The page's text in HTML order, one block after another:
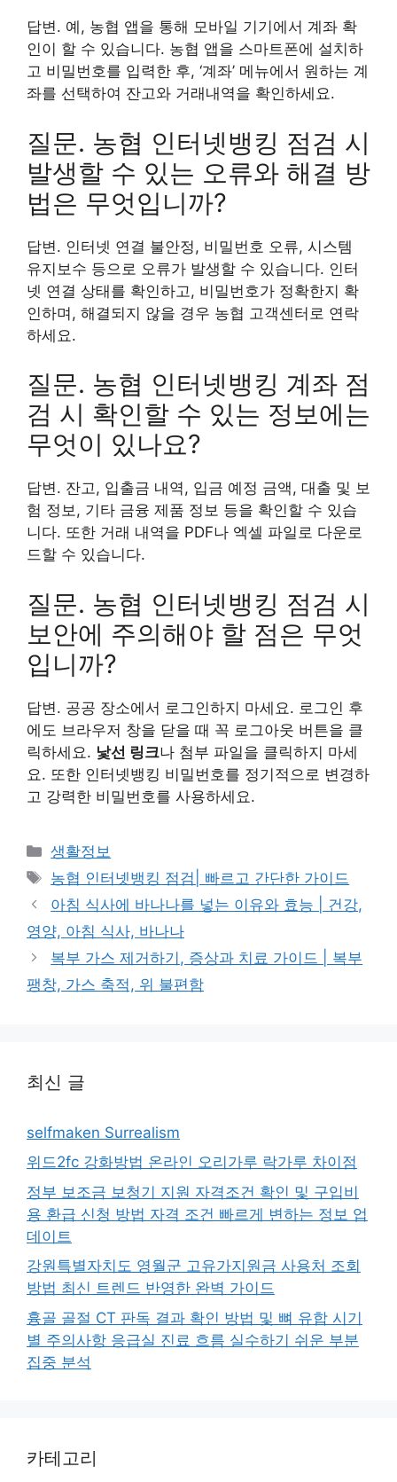
답변. 예, 농협 앱을 통해 모바일 기기에서 계좌 확
인이 할 수 있습니다. 농협 앱을 스마트폰에 설치하
고 비밀번호를 입력한 후, ‘계좌’ 메뉴에서 원하는 계
좌를 선택하여 잔고와 거래내역을 확인하세요.
질문. 농협 인터넷뱅킹 점검 시
발생할 수 있는 오류와 해결 방
법은 무엇입니까?
답변. 인터넷 연결 불안정, 비밀번호 오류, 시스템
유지보수 등으로 오류가 발생할 수 있습니다. 인터
넷 연결 상태를 확인하고, 비밀번호가 정확한지 확
인하며, 해결되지 않을 경우 농협 고객센터로 연락
하세요.
질문. 농협 인터넷뱅킹 계좌 점
검 시 확인할 수 있는 정보에는
무엇이 있나요?
답변. 잔고, 입출금 내역, 입금 예정 금액, 대출 및 보
험 정보, 기타 금융 제품 정보 등을 확인할 수 있습
니다. 또한 거래 내역을 PDF나 엑셀 파일로 다운로
드할 수 있습니다.
질문. 농협 인터넷뱅킹 점검 시
보안에 주의해야 할 점은 무엇
입니까?
답변. 공공 장소에서 로그인하지 마세요. 로그인 후
에도 브라우저 창을 닫을 때 꼭 로그아웃 버튼을 클
릭하세요. 낯선 링크나 첨부 파일을 클릭하지 마세
요. 또한 인터넷뱅킹 비밀번호를 정기적으로 변경하
고 강력한 비밀번호를 사용하세요.
카
테
고
리
생활정보
태
그
농협 인터넷뱅킹 점검| 빠르고 간단한 가이드
아침 식사에 바나나를 넣는 이유와 효능 | 건강,
영양, 아침 식사, 바나나
복부 가스 제거하기, 증상과 치료 가이드 | 복부
팽창, 가스 축적, 위 불편함
최신 글
selfmaken Surrealism
위드2fc 강화방법 온라인 오리가루 락가루 차이점
정부 보조금 보청기 지원 자격조건 확인 및 구입비
용 환급 신청 방법 자격 조건 빠르게 변하는 정보 업
데이트
강원특별자치도 영월군 고유가지원금 사용처 조회
방법 최신 트렌드 반영한 완벽 가이드
흉골 골절 CT 판독 결과 확인 방법 및 뼈 유합 시기
별 주의사항 응급실 진료 흐름 실수하기 쉬운 부분
집중 분석
카테고리